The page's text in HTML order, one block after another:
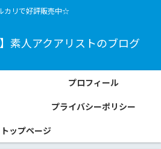
カリで好評販売中☆
素人アクアリストのブログ
プロフィール
プライバシーポリシー
トップページ